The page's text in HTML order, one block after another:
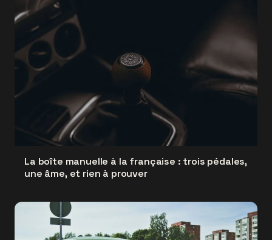
La boîte manuelle à la française : trois pédales,
une âme, et rien à prouver